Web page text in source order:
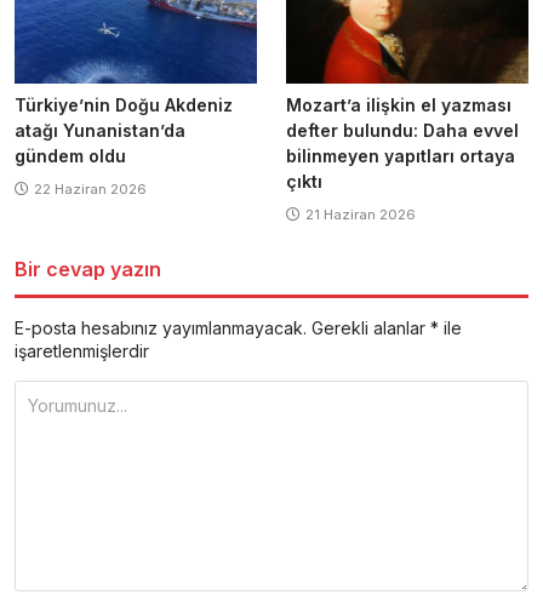
Türkiye’nin Doğu Akdeniz
atağı Yunanistan’da
gündem oldu
22 Haziran 2026
Mozart’a ilişkin el yazması
defter bulundu: Daha evvel
bilinmeyen yapıtları ortaya
çıktı
21 Haziran 2026
Bir cevap yazın
E-posta hesabınız yayımlanmayacak. Gerekli alanlar * ile
işaretlenmişlerdir